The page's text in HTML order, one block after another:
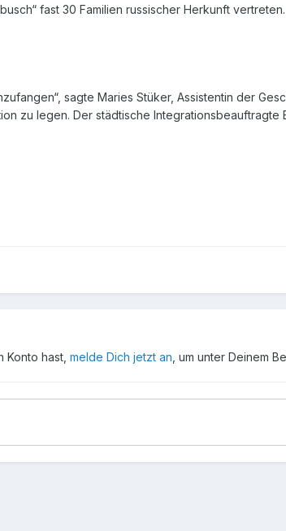
fast 30 Familien russischer Herkunft vertreten.
sagte Maries Stüker, Assistentin der
zu legen. Der städtische
hast, melde Dich jetzt an , um unter Deinem